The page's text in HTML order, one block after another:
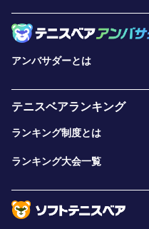
アンバサダーとは
テニスベアランキング
ランキング制度とは
ランキング大会一覧